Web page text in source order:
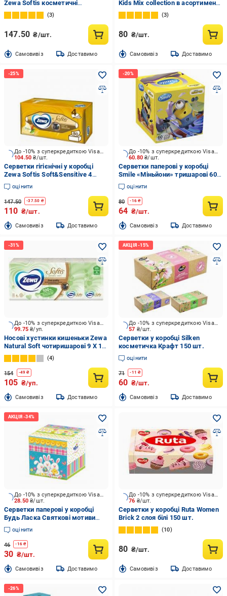
Zewa Softis косметичні
чотирьохшарові 80 шт.
3
147.50 ₴/шт.
Cамовивіз Доставимо
Kids Мix collection в асортименті
155 шт.
3
80 ₴/шт.
Cамовивіз Доставимо
104.50₴/шт.
До -10% з суперкредиткою Visa Вигода
Серветки гігієнічні у коробці
Zewa Softis Soft&Sensitive 4
шари 80 шт.
оцінити
147.50 -37.50 ₴
110 ₴/шт.
Cамовивіз Доставимо
60.80₴/шт.
До -10% з суперкредиткою Visa Вигода
Серветки паперові у коробці
Smile «Міньйони» тришарові 60
шт.
оцінити
80 -16₴
64 ₴/шт.
Cамовивіз Доставимо
99.75₴/уп.
До -10% з суперкредиткою Visa Вигода
Носові хустинки кишеньки Zewa
Natural Soft чотиришарові 9 Х 10
шт.
4
154 -49 ₴
105 ₴/уп.
Cамовивіз Доставимо
57 ₴/шт.
До -10% з суперкредиткою Visa Вигода
Серветки у коробці Silken
косметичка Крафт 150 шт.
оцінити
71 -11 ₴
60 ₴/шт.
Cамовивіз Доставимо
28.50₴/шт.
До -10% з суперкредиткою Visa Вигода
Серветки паперові у коробці
Будь Ласка Святкові мотиви
двошарова 80 шт.
оцінити
46 -16 ₴
30 ₴/шт.
Cамовивіз Доставимо
76 ₴/шт.
До -10% з суперкредиткою Visa Вигода
Серветки у коробці Ruta Women
Brick 2 слоя білі 150 шт.
10
80 ₴/шт.
Cамовивіз Доставимо